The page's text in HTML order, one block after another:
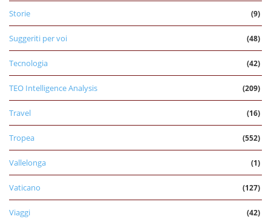
Storie (9)
Suggeriti per voi (48)
Tecnologia (42)
TEO Intelligence Analysis (209)
Travel (16)
Tropea (552)
Vallelonga (1)
Vaticano (127)
Viaggi (42)